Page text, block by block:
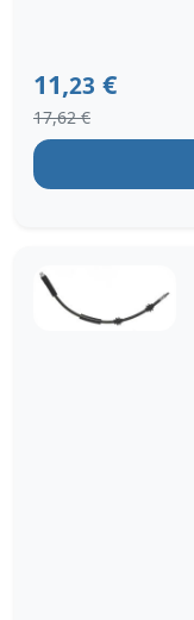
11,23 €
17,62 €